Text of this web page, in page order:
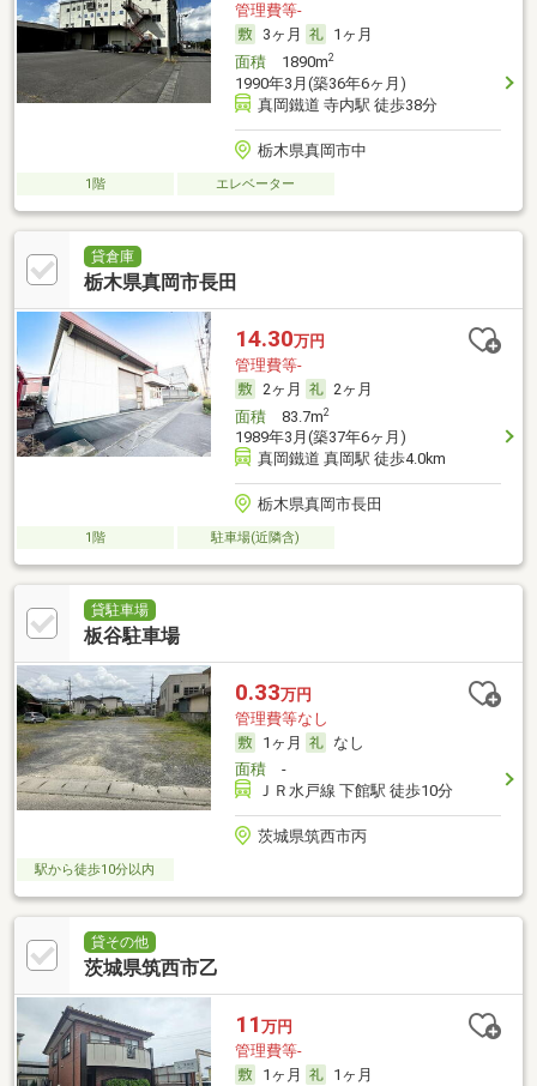
管理費等-
3ヶ月
1ヶ月
面積1890m2
1990年3月(築36年6ヶ月)
真岡鐵道 寺内駅 徒歩38分
栃木県真岡市中
1階 エレベーター
貸倉庫
栃木県真岡市長田
14.30万円
管理費等-
2ヶ月
2ヶ月
面積83.7m2
1989年3月(築37年6ヶ月)
真岡鐵道 真岡駅 徒歩4.0km
栃木県真岡市長田
1階 駐車場(近隣含)
貸駐車場
板谷駐車場
0.33万円
管理費等なし
1ヶ月
なし
面積-
ＪＲ水戸線 下館駅 徒歩10分
茨城県筑西市丙
駅から徒歩10分以内
貸その他
茨城県筑西市乙
11 万円
管理費等-
1ヶ月
1ヶ月